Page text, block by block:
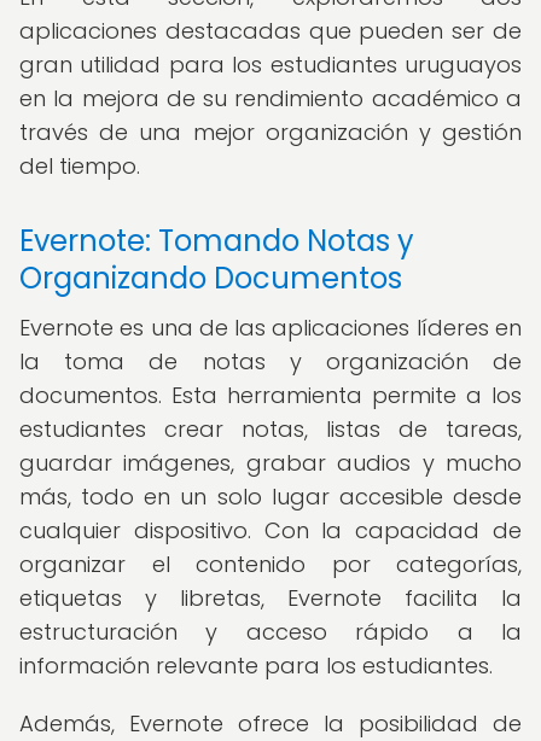
aplicaciones destacadas que pueden ser de
gran utilidad para los estudiantes uruguayos
en la mejora de su rendimiento académico a
través de una mejor organización y gestión
del tiempo.
Evernote: Tomando Notas y
Organizando Documentos
Evernote es una de las aplicaciones líderes en
la toma de notas y organización de
documentos. Esta herramienta permite a los
estudiantes crear notas, listas de tareas,
guardar imágenes, grabar audios y mucho
más, todo en un solo lugar accesible desde
cualquier dispositivo. Con la capacidad de
organizar el contenido por categorías,
etiquetas y libretas, Evernote facilita la
estructuración y acceso rápido a la
información relevante para los estudiantes.
Además, Evernote ofrece la posibilidad de